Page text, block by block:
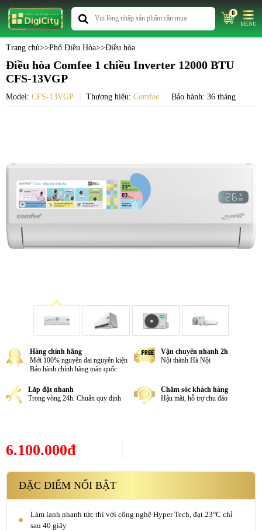
0
MENU
Trang chủ>>Phố Điều Hòa>>Điều hòa
Điều hòa Comfee 1 chiều Inverter 12000 BTU
CFS-13VGP
Model: CFS-13VGP Thương hiệu: Comfee Bảo hành: 36 tháng
Hàng chính hãng
Mới 100% nguyên đai nguyên kiện
Bảo hành chính hãng toàn quốc
Vận chuyển nhanh 2h
Nội thành Hà Nội
Lắp đặt nhanh
Trong vòng 24h. Chuẩn quy định
Chăm sóc khách hàng
Hậu mãi, hỗ trợ chu đáo
6.100.000đ
ĐẶC ĐIỂM NỔI BẬT
Làm lạnh nhanh tức thì với công nghệ Hyper Tech, đạt 23°C chỉ
sau 40 giây